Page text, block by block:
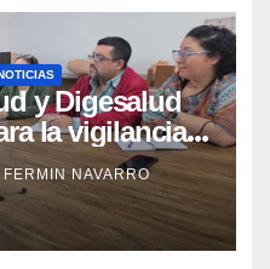
NOTICIAS
y Digesalud
la vigilancia
control de
NAVARRO